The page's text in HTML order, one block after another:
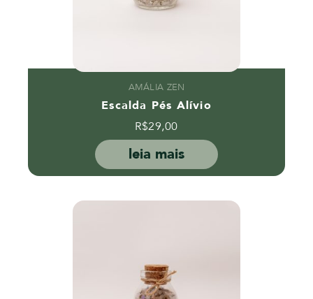
AMÁLIA ZEN
Escalda Pés Alívio
R$29,00
leia mais